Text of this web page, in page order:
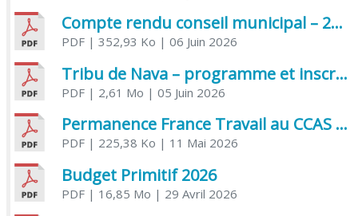
Compte rendu conseil municipal – 21 avril 2026
PDF| 352,93 Ko | 06 Juin 2026
Tribu de Nava – programme et inscriptions été 2026
PDF| 2,61 Mo | 05 Juin 2026
Permanence France Travail au CCAS de Saujon Juin 2026
PDF| 225,38 Ko | 11 Mai 2026
Budget Primitif 2026
PDF| 16,85 Mo | 29 Avril 2026